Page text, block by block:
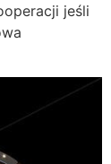
jeśli